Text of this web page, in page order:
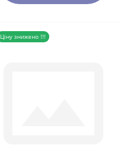
Ціну знижено !!!